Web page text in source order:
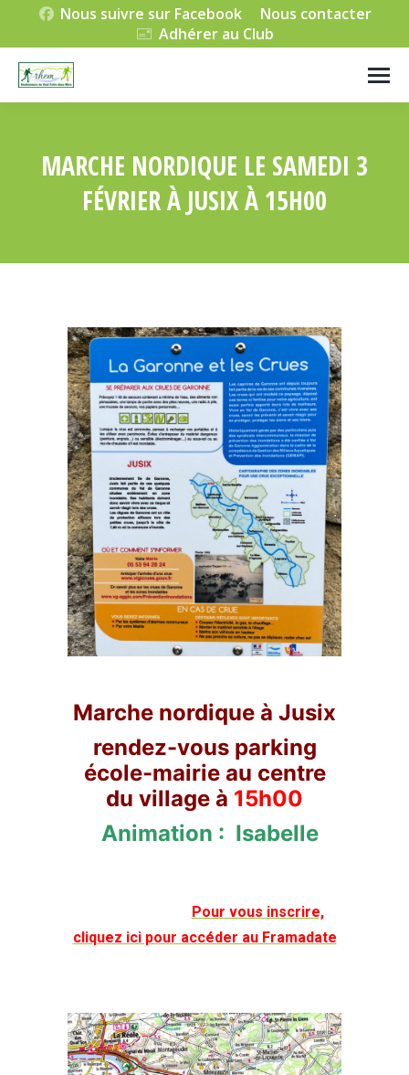
Nous suivre sur Facebook
Nous contacter
Adhérer au Club
MARCHE NORDIQUE LE SAMEDI 3
FÉVRIER À JUSIX À 15H00
Marche nordique à Jusix
rendez-vous parking
école-mairie au centre
du village à 15h00
Animation : Isabelle
Pour vous inscrire,
cliquez ici pour accéder au Framadate